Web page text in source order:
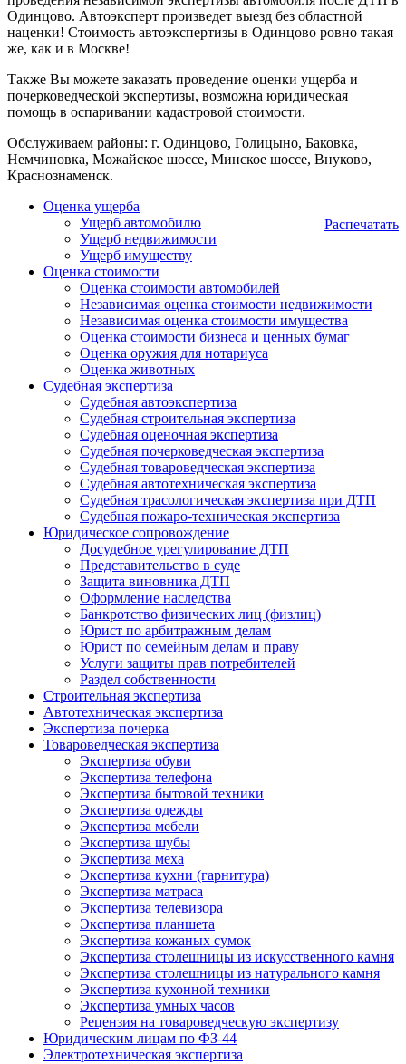
Одинцово. Автоэксперт произведет выезд без областной
наценки! Стоимость автоэкспертизы в Одинцово ровно такая
же, как и в Москве!
Также Вы можете заказать проведение оценки ущерба и
почерковедческой экспертизы, возможна юридическая
помощь в оспаривании кадастровой стоимости.
Обслуживаем районы: г. Одинцово, Голицыно, Баковка,
Немчиновка, Можайское шоссе, Минское шоссе, Внуково,
Краснознаменск.
Распечатать
Оценка ущерба
Ущерб автомобилю
Ущерб недвижимости
Ущерб имуществу
Оценка стоимости
Оценка стоимости автомобилей
Независимая оценка стоимости недвижимости
Независимая оценка стоимости имущества
Оценка стоимости бизнеса и ценных бумаг
Оценка оружия для нотариуса
Оценка животных
Судебная экспертиза
Судебная автоэкспертиза
Судебная строительная экспертиза
Судебная оценочная экспертиза
Судебная почерковедческая экспертиза
Судебная товароведческая экспертиза
Судебная автотехническая экспертиза
Судебная трасологическая экспертиза при ДТП
Судебная пожаро-техническая экспертиза
Юридическое сопровождение
Досудебное урегулирование ДТП
Представительство в суде
Защита виновника ДТП
Оформление наследства
Банкротство физических лиц (физлиц)
Юрист по арбитражным делам
Юрист по семейным делам и праву
Услуги защиты прав потребителей
Раздел собственности
Строительная экспертиза
Автотехническая экспертиза
Экспертиза почерка
Товароведческая экспертиза
Экспертиза обуви
Экспертиза телефона
Экспертиза бытовой техники
Экспертиза одежды
Экспертиза мебели
Экспертиза шубы
Экспертиза меха
Экспертиза кухни (гарнитура)
Экспертиза матраса
Экспертиза телевизора
Экспертиза планшета
Экспертиза кожаных сумок
Экспертиза столешницы из искусственного камня
Экспертиза столешницы из натурального камня
Экспертиза кухонной техники
Экспертиза умных часов
Рецензия на товароведческую экспертизу
Юридическим лицам по ФЗ-44
Электротехническая экспертиза